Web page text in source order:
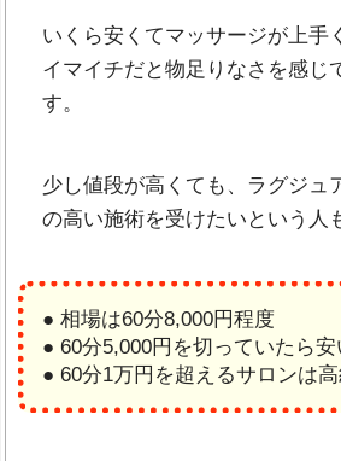
いくら安くてマッサージが上手
イマイチだと物足りなさを感じ
す。
少し値段が高くても、ラグジュ
の高い施術を受けたいという人
● 相場は60分8,000円程度
● 60分5,000円を切っていたら安
● 60分1万円を超えるサロンは